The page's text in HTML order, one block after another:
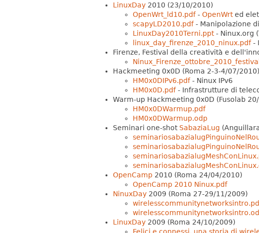
LinuxDay2010 (23/10/2010)
OpenWrt_ld10.pdf- OpenWrted
scapyLD2010.pdf- Manipolazione
LinuxDay2010Terni.ppt- Ninux.org
linux_day_firenze_2010_ninux.pdf-
Firenze, Festival della creatività e
Hackmeeting 0x0D (Roma 2-3-4/07/2010)
HM0x0DIPv6.pdf- Ninux IPv6
HM0x0D.pdf- Infrastrutture di
Warm-up Hackmeeting 0x0D (Fusolab
HM0x0DWarmup.pdf
HM0x0DWarmup.odp
Seminari one-shot SabaziaLug
OpenCamp 2010 (Roma 24/04/2010)
OpenCamp 2010 Ninux.pdf
NinuxDay2009 (Roma 27-29/11/2009)
LinuxDay2009 (Roma 24/10/2009)